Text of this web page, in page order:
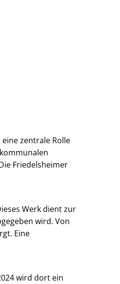
zentrale Rolle
Friedelsheimer
Werk dient zur
wird. Von
Eine
wird dort ein